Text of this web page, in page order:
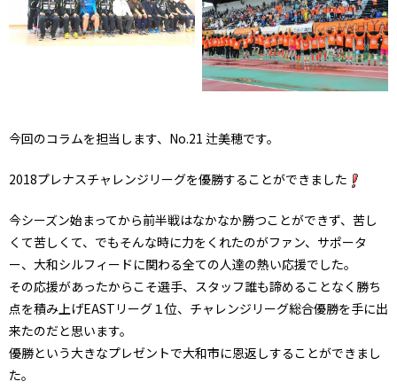
今回のコラムを担当します、No.21 辻美穂です。
2018プレナスチャレンジリーグを優勝することができました
今シーズン始まってから前半戦はなかなか勝つことができず、苦し
くて苦しくて、でもそんな時に力をくれたのがファン、サポータ
ー、大和シルフィードに関わる全ての人達の熱い応援でした。
その応援があったからこそ選手、スタッフ誰も諦めることなく勝ち
点を積み上げEASTリーグ１位、チャレンジリーグ総合優勝を手に出
来たのだと思います。
優勝という大きなプレゼントで大和市に恩返しすることができまし
た。